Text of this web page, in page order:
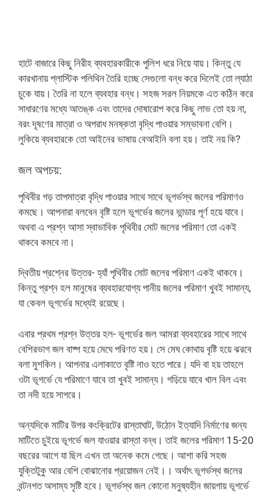
হাটে বাজারে কিছু নিরীহ ব্যবহারকারীকে পুলিশ ধরে নিয়ে যায়। কিন্তু যে
কারখানায় প্লাস্টিক পলিথিন তৈরি হচ্ছে সেগুলো বন্ধ করে দিলেই তো ল্যাঠা
চুকে যায়। তৈরি না হলে ব্যবহার বন্ধ। সহজ সরল নিয়মকে এত কঠিন করে
সাধারণের মধ্যে আতঙ্ক এবং তাদের দোষারোপ করে কিছু লাভ তো হয় না,
বরং দূষণের মাত্রা ও অপরাধ মনষ্কতা বৃদ্ধি পাওয়ার সম্ভাবনা বেশি।
লুকিয়ে ব্যবহারকে তো আইনের ভাষায় বেআইনি বলা হয়। তাই নয় কি?
জল অপচয়:
পৃথিবীর গড় তাপমাত্রা বৃদ্ধি পাওয়ার সাথে সাথে ভূগর্ভস্থ জলের পরিমাণও
কমছে। আপনারা বলবেন বৃষ্টি হলে ভূগর্ভের জলের ভান্ডার পূর্ণ হয়ে যাবে।
অথবা এ প্রশ্ন আসা স্বাভাবিক পৃথিবীর মোট জলের পরিমাণ তো একই
থাকবে কমবে না।
দ্বিতীয় প্রশ্নের উত্তর- হ্যাঁ পৃথিবীর মোট জলের পরিমাণ একই থাকবে।
কিন্তু প্রশ্ন হল মানুষের ব্যবহারযোগ্য পানীয় জলের পরিমাণ খুবই সামান্য,
যা কেবল ভূগর্ভের মধ্যেই রয়েছে।
এবার প্রথম প্রশ্ন উত্তর হল- ভূগর্ভের জল আমরা ব্যবহারের সাথে সাথে
বেশিরভাগ জল বাষ্প হয়ে মেঘে পরিণত হয়। সে মেঘ কোথায় বৃষ্টি হয়ে ঝরবে
বলা মুশকিল। আপনার এলাকাতে বৃষ্টি নাও হতে পারে। যদি বা হয় তাহলে
ওটা ভূগর্ভে যে পরিমাণে যাবে তা খুবই সামান্য। গড়িয়ে যাবে খাল বিল এবং
তা নদী হয়ে সাগরে।
অন্যদিকে মাটির উপর কংক্রিটের রাস্তাঘাট, উঠোন ইত্যাদি নির্মাণের জন্য
মাটিতে চুইয়ে ভূগর্ভে জল যাওয়ার রাস্তা বন্ধ। তাই জলের পরিমাণ 15-20
বছরের আগে যা ছিল এখন তা অনেক কমে গেছে। আশা করি সহজ
যুক্তিটুকু আর বেশি বোঝানোর প্রয়োজন নেই।। অর্থাৎ ভূগর্ভস্থ জলের
বন্টনগত অসাম্য সৃষ্টি হবে। ভূগর্ভস্থ জল কোনো মনুষ্যহীন জায়গায় ভূগর্ভে